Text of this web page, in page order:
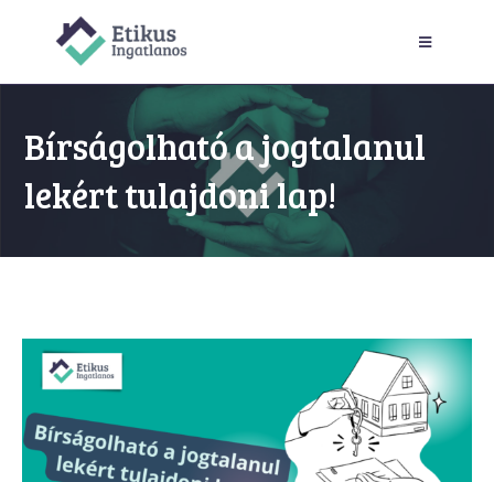
Bírságolható a jogtalanul
lekért tulajdoni lap!